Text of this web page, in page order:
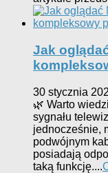
Jak
30 stycznia
🌿 Warto
sygnału
jednocześnie,
podwójnym
posiadają
taką funkcję....